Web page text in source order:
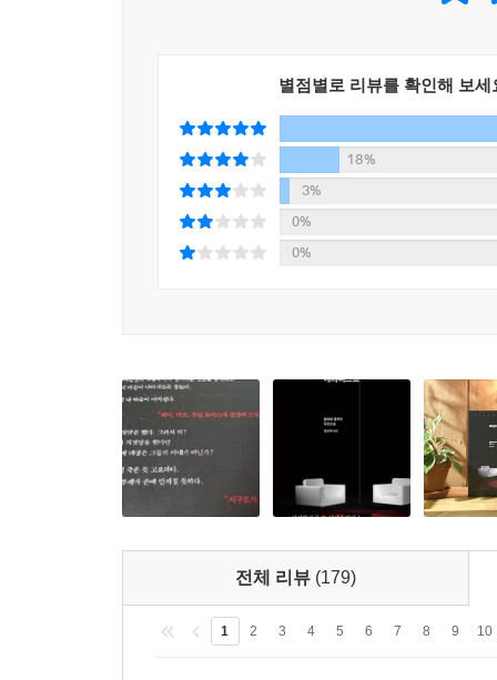
왜냐하면 그들은 지금 여기 있기 때문이다. 내게
시구르는 거짓말을 했다. 배 속이 부글부글
삭제해버린다.
그래서 뭐? 나는 그가 거짓말을 하지 않는다고
당장 신고서를 작성하자며 사라를 경찰서로 데려
집 안은 쥐 죽은 듯 고요하다. 시구르의 부재가 손
그리고 사라는 하룻밤 동안 비웠던 집이 어쩐지 낯
바로 그때 나는 알아차린다. 시구르의 도면통. 그
시구르가 사라졌다. 그는 거짓말을 했다. 여기
별점별로 리뷰를 확인해 보세
18%
3%
0%
0%
전체 리뷰 (179)
1 2 3 4 5 6 7 8 9 10